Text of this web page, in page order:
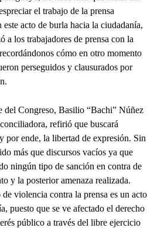
el trabajo de la prensa
acto de burla hacia la ciudadanía,
a los trabajadores de prensa con la
cómo en otro momento
perseguidos y clausurados por
del Congreso, Basilio “Bachi” Núñez
refirió que buscará
por ende, la libertad de expresión. Sin
más que discursos vacíos ya que
ningún tipo de sanción en contra de
y la posterior amenaza realizada.
violencia contra la prensa es un acto
puesto que se ve afectado el derecho
público a través del libre ejercicio